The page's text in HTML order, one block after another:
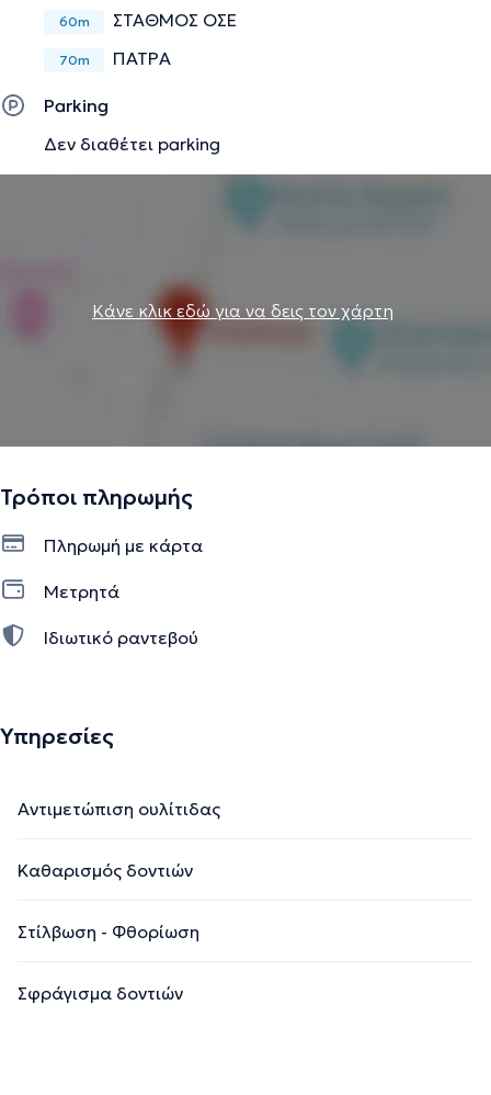
επαληθευμένες πληροφορίες.
60m ΣΤΑΘΜΟΣ ΟΣΕ
70m ΠΑΤΡΑ
Parking
Δεν διαθέτει parking
Κάνε κλικ εδώ για να δεις τον χάρτη
Τρόποι πληρωμής
Πληρωμή με κάρτα
Μετρητά
Ιδιωτικό ραντεβού
Υπηρεσίες
Αντιμετώπιση ουλίτιδας
Καθαρισμός δοντιών
Στίλβωση - Φθορίωση
Σφράγισμα δοντιών